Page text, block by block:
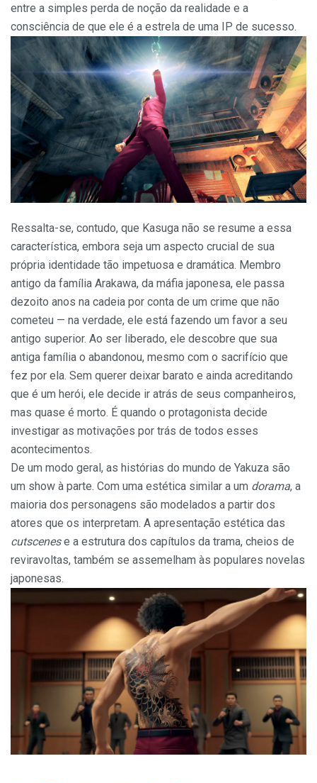
entre a simples perda de noção da realidade e a
consciência de que ele é a estrela de uma IP de sucesso.
Ressalta-se, contudo, que Kasuga não se resume a essa
característica, embora seja um aspecto crucial de sua
própria identidade tão impetuosa e dramática. Membro
antigo da família Arakawa, da máfia japonesa, ele passa
dezoito anos na cadeia por conta de um crime que não
cometeu — na verdade, ele está fazendo um favor a seu
antigo superior. Ao ser liberado, ele descobre que sua
antiga família o abandonou, mesmo com o sacrifício que
fez por ela. Sem querer deixar barato e ainda acreditando
que é um herói, ele decide ir atrás de seus companheiros,
mas quase é morto. É quando o protagonista decide
investigar as motivações por trás de todos esses
acontecimentos.
De um modo geral, as histórias do mundo de Yakuza são
um show à parte. Com uma estética similar a um dorama, a
maioria dos personagens são modelados a partir dos
atores que os interpretam. A apresentação estética das
cutscenese a estrutura dos capítulos da trama, cheios de
reviravoltas, também se assemelham às populares novelas
japonesas.